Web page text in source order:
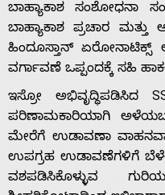
ಬಾಹ್ಯಾಕಾಶ ಸಂಶೋಧನಾ
ಬಾಹ್ಯಾಕಾಶ ಪ್ರಚಾರ ಮತ್ತು
ಹಿಂದೂಸ್ತಾನ್ ಏರೋನಾಟಿಕ್ಸ್
ವರ್ಗಾವಣೆ ಒಪ್ಪಂದಕ್ಕೆ ಸಹಿ
ಇಸ್ರೋ ಅಭಿವೃದ್ಧಿಪಡಿಸಿದ
ಪರಿಣಾಮಕಾರಿಯಾಗಿ
ಮೇರೆಗೆ ಉಡಾವಣಾ
ಉಪಗ್ರಹ ಉಡಾವಣೆಗಳಿಗೆ
ವಶಪಡಿಸಿಕೊಳ್ಳುವ